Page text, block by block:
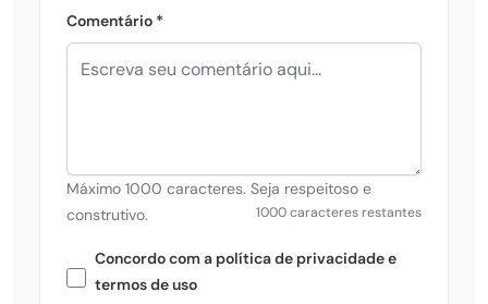
Comentário *
Máximo 1000 caracteres. Seja respeitoso e
construtivo.
1000 caracteres restantes
Concordo com a política de privacidade e
termos de uso